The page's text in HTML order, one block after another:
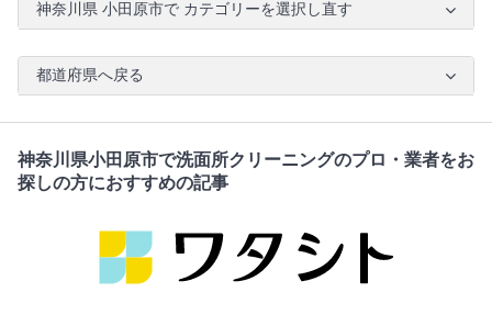
神奈川県 小田原市で カテゴリーを選択し直す
都道府県へ戻る
神奈川県小田原市で洗面所クリーニングのプロ・業者をお
探しの方におすすめの記事